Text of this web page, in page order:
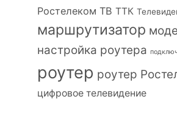
Ростелеком ТВ ТТК
маршрутизатор
настройка роутера
роутер роутер
цифровое телевидение